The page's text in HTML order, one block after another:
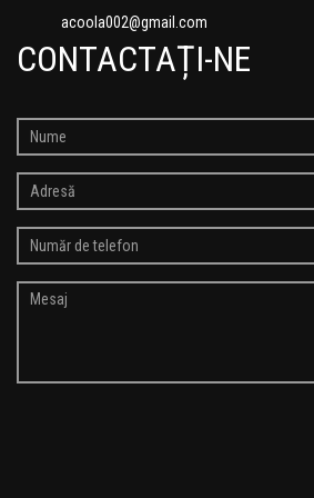
acoola002@gmail.com
CONTACTAȚI-NE